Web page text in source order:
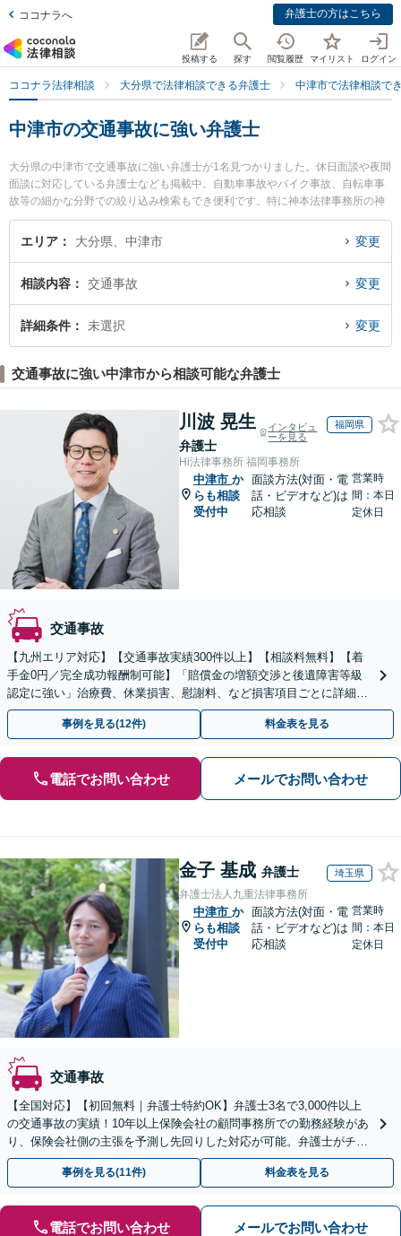
ココナラへ 弁護士の方はこちら
投稿する 探す 閲覧履歴 マイリスト ログイン
ココナラ法律相談 大分県で法律相談できる弁護士 中津市で法律相談で
中津市の交通事故に強い弁護士
大分県の中津市で交通事故に強い弁護士が1名見つかりました。休日面談や夜間
面談に対応している弁護士なども掲載中。自動車事故やバイク事故、自転車事
故等の細かな分野での絞り込み検索もでき便利です。特に神本法律事務所の神
本 博雅弁護士のプロフィール情報や弁護士費用、強みなどが注目されていま
す。『中津市で土日や夜間に発生した交通事故のトラブルを今すぐに弁護士に
したい』などでお困りの相談者さんにおすすめです。
エリア 大分県、中津市 変更
相談内容 交通事故 変更
詳細条件 未選択 変更
交通事故に強い中津市から相談可能な弁護士
川波 晃生
弁護士
インタビュ
ーを見る
福岡県
Hi法律事務所 福岡事務所
中津市 か
らも相談
受付中
面談方法(対面・電
話・ビデオなど)は
応相談
営業時
間：本日
定休日
交通事故
【九州エリア対応】【交通事故実績300件以上】【相談料無料】【着
手金0円／完全成功報酬制可能】「賠償金の増額交渉と後遺障害等級
認定に強い」治療費、休業損害、慰謝料、など損害項目ごとに詳細な
検討を行い、適正な賠償額を確保できるよう全力で対応
事例を見る(12件) 料金表を見る
電話でお問い合わせ メールでお問い合わせ
金子 基成 弁護士 埼玉県
弁護士法人九重法律事務所
中津市 か
らも相談
受付中
面談方法(対面・電
話・ビデオなど)は
応相談
営業時
間：本日
定休日
交通事故
【全国対応】【初回無料｜弁護士特約OK】弁護士3名で3,000件以上
の交通事故の実績！10年以上保険会社の顧問事務所での勤務経験があ
り、保険会社側の主張を予測し先回りした対応が可能。弁護士がチー
ムとなり示談交渉、休業損害、後遺障害等に対応。
事例を見る(11件) 料金表を見る
電話でお問い合わせ メールでお問い合わせ